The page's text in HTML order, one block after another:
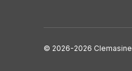
© 2026-2026 Clemasine